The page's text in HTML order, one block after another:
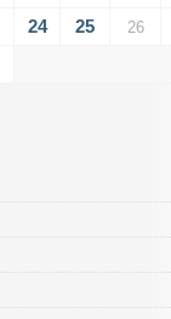
24 25 26